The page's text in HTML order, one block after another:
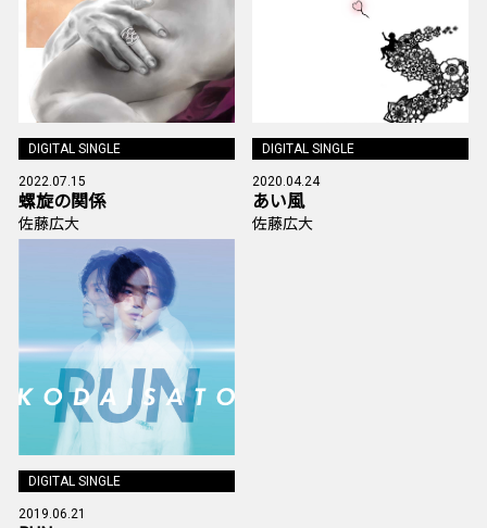
DIGITAL SINGLE
2022.07.15
螺旋の関係
佐藤広大
DIGITAL SINGLE
2020.04.24
あい風
佐藤広大
DIGITAL SINGLE
2019.06.21